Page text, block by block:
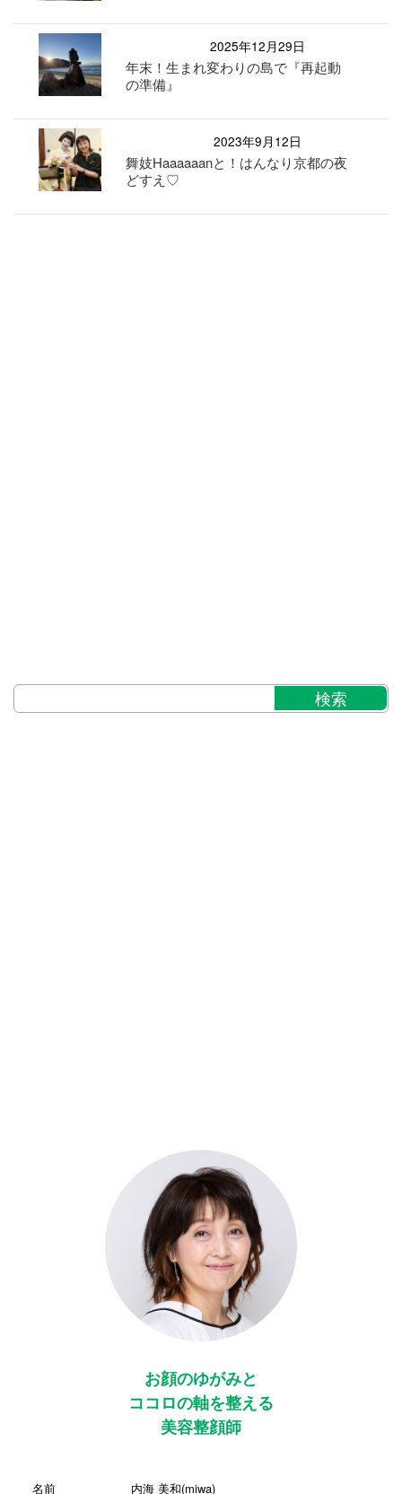
2025年12月29日
年末！生まれ変わりの島で『再起動
の準備』
2023年9月12日
舞妓Haaaaaanと！はんなり京都の夜
どすえ♡
お顔のゆがみと
ココロの軸を整える
美容整顔師
名前 内海 美和(miwa)